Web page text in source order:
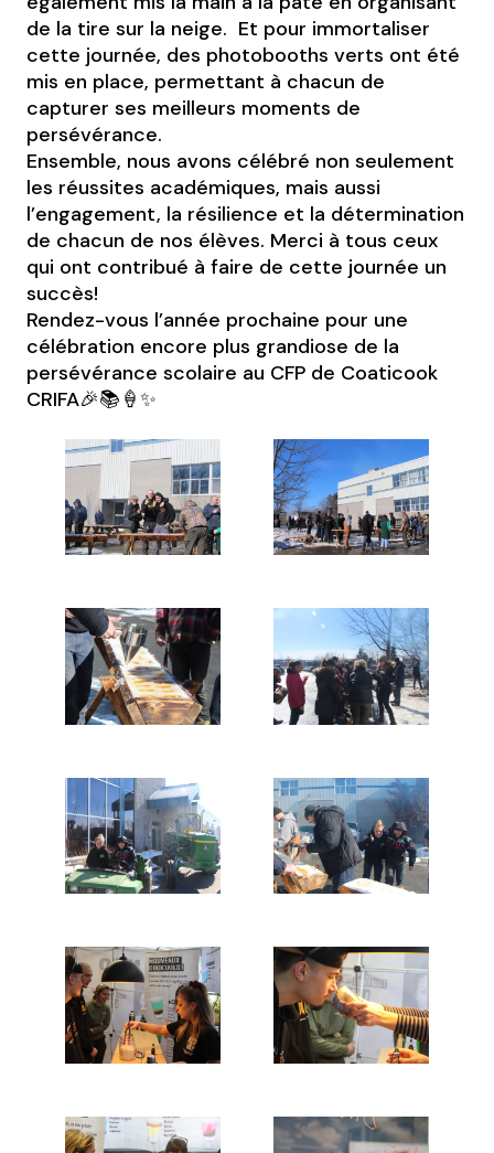
de la tire sur la neige. Et pour immortaliser
cette journée, des photobooths verts ont été
mis en place, permettant à chacun de
capturer ses meilleurs moments de
persévérance.
Ensemble, nous avons célébré non seulement
les réussites académiques, mais aussi
l’engagement, la résilience et la détermination
de chacun de nos élèves. Merci à tous ceux
qui ont contribué à faire de cette journée un
succès!
Rendez-vous l’année prochaine pour une
célébration encore plus grandiose de la
persévérance scolaire au CFP de Coaticook
CRIFA🎉📚🍦✨